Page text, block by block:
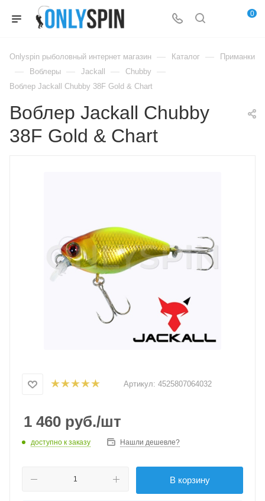
0
Onlyspin рыболовный интернет магазин — Каталог — Приманки
— Воблеры — Jackall — Chubby —
Воблер Jackall Chubby 38F Gold & Chart
Воблер Jackall Chubby
38F Gold & Chart
Артикул: 4525807064032
1 460 руб./шт
доступно к заказу Нашли дешевле?
В корзину